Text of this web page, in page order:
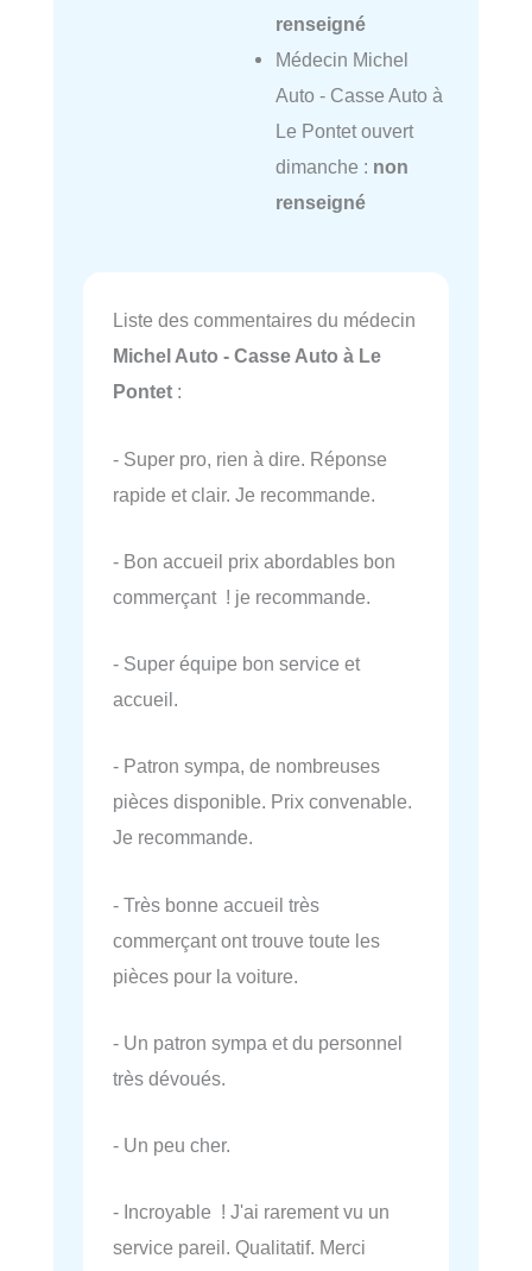
renseigné
Médecin Michel
Auto - Casse Auto à
Le Pontet ouvert
dimanche : non
renseigné
Liste des commentaires du médecin
Michel Auto - Casse Auto à Le
Pontet :
- Super pro, rien à dire. Réponse
rapide et clair. Je recommande.
- Bon accueil prix abordables bon
commerçant ! je recommande.
- Super équipe bon service et
accueil.
- Patron sympa, de nombreuses
pièces disponible. Prix convenable.
Je recommande.
- Très bonne accueil très
commerçant ont trouve toute les
pièces pour la voiture.
- Un patron sympa et du personnel
très dévoués.
- Un peu cher.
- Incroyable ! J'ai rarement vu un
service pareil. Qualitatif. Merci